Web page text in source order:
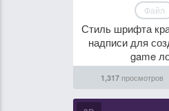
Файл
Стиль шрифта
надписи для
game
1,317просмотров